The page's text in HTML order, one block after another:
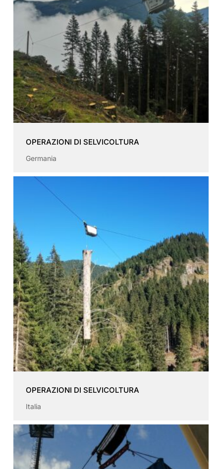
OPERAZIONI DI SELVICOLTURA
Germania
OPERAZIONI DI SELVICOLTURA
Italia